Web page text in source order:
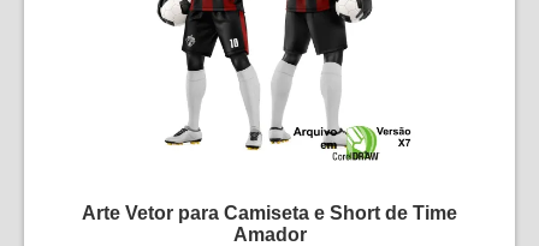
Arte Vetor para Camiseta e Short de Time
Amador